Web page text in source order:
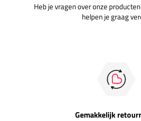
Heb je vragen over onze
helpen je graag
Gemakkelijk